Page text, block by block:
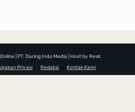
| PT. Daring Indo Media | Host by Resk
Privasi Redaksi Kontak Kami